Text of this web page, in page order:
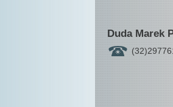
Duda Marek